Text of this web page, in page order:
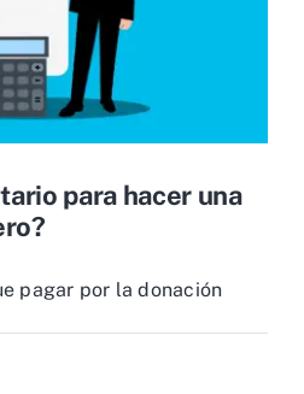
para hacer una
pagar por la donación